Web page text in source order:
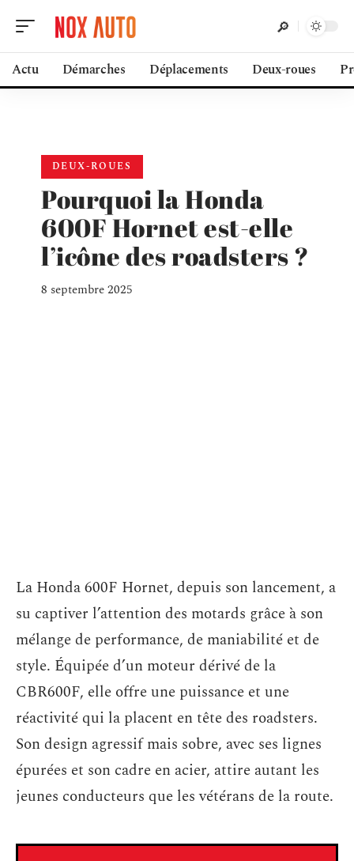
Actu Démarches Déplacements Deux-roues
DEUX-ROUES
Pourquoi la Honda
600F Hornet est-elle
l’icône des roadsters ?
8 septembre 2025
La Honda 600F Hornet, depuis son lancement, a
su captiver l’attention des motards grâce à son
mélange de performance, de maniabilité et de
style. Équipée d’un moteur dérivé de la
CBR600F, elle offre une puissance et une
réactivité qui la placent en tête des roadsters.
Son design agressif mais sobre, avec ses lignes
épurées et son cadre en acier, attire autant les
jeunes conducteurs que les vétérans de la route.